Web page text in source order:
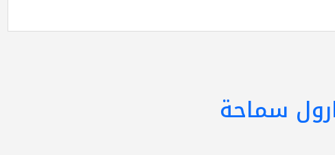
سماحة